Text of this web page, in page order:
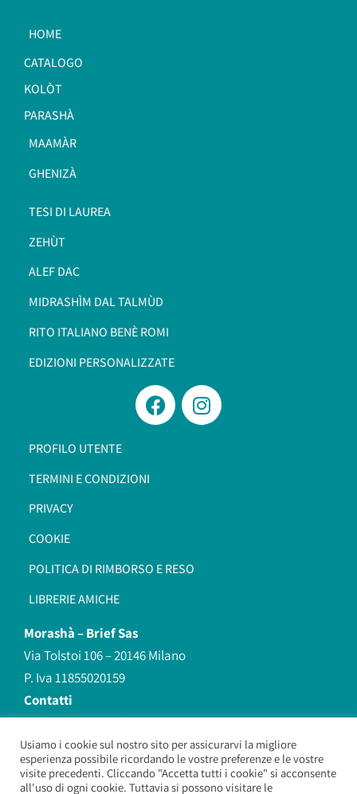
HOME
CATALOGO
KOLÒT
PARASHÀ
MAAMÀR
GHENIZÀ
TESI DI LAUREA
ZEHÙT
ALEF DAC
MIDRASHÌM DAL TALMÙD
RITO ITALIANO BENÈ ROMI​
EDIZIONI PERSONALIZZATE
PROFILO UTENTE
TERMINI E CONDIZIONI
PRIVACY
COOKIE
POLITICA DI RIMBORSO E RESO
LIBRERIE AMICHE
Morashà –Brief Sas
Via Tolstoi 106 – 20146 Milano
P. Iva 11855020159
Contatti
redazione@morasha.it
339 8596707
(anche Whatsapp)
Usiamo i cookie sul nostro sito per assicurarvi la migliore
esperienza possibile ricordando le vostre preferenze e le vostre
visite precedenti. Cliccando "Accetta tutti i cookie" si acconsente
all'uso di ogni cookie. Tuttavia si possono visitare le